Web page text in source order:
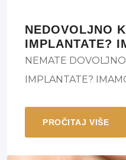
NEDOVOLJNO
IMPLANTATE?
NEMATE
IMPLANTATE?
PROČITAJ VIŠE